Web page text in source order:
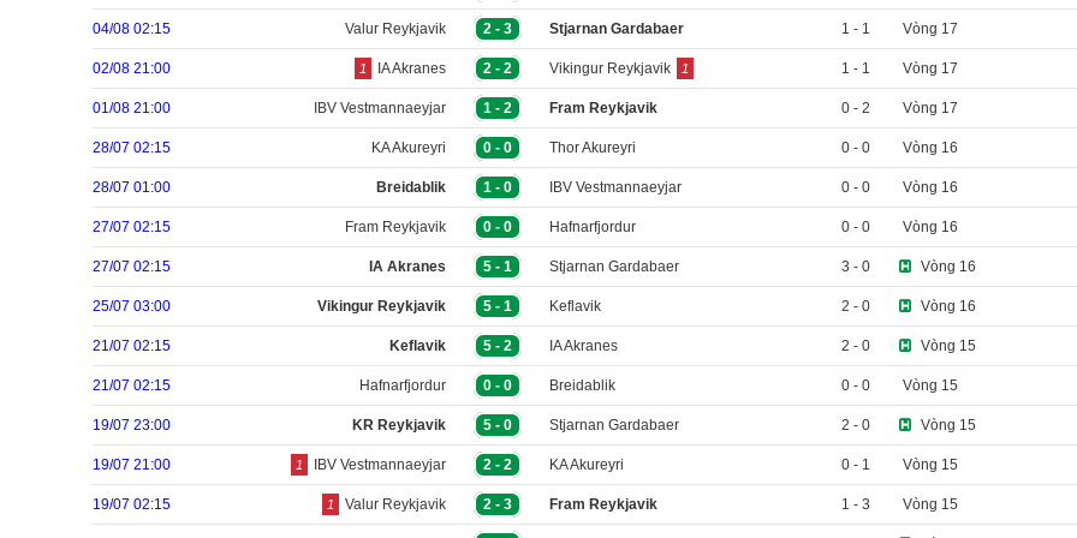
04/08 02:15 Valur Reykjavik 2 - 3 Stjarnan Gardabaer 1 - 1 Vòng 17
02/08 21:00 1 IA Akranes 2 - 2 Vikingur Reykjavik 1 1 - 1 Vòng 17
01/08 21:00 IBV Vestmannaeyjar 1 - 2 Fram Reykjavik 0 - 2 Vòng 17
28/07 02:15 KA Akureyri 0 - 0 Thor Akureyri 0 - 0 Vòng 16
28/07 01:00 Breidablik 1 - 0 IBV Vestmannaeyjar 0 - 0 Vòng 16
27/07 02:15 Fram Reykjavik 0 - 0 Hafnarfjordur 0 - 0 Vòng 16
27/07 02:15 IA Akranes 5 - 1 Stjarnan Gardabaer 3 - 0 Vòng 16
25/07 03:00 Vikingur Reykjavik 5 - 1 Keflavik 2 - 0 Vòng 16
21/07 02:15 Keflavik 5 - 2 IA Akranes 2 - 0 Vòng 15
21/07 02:15 Hafnarfjordur 0 - 0 Breidablik 0 - 0 Vòng 15
19/07 23:00 KR Reykjavik 5 - 0 Stjarnan Gardabaer 2 - 0 Vòng 15
19/07 21:00 1 IBV Vestmannaeyjar 2 - 2 KA Akureyri 0 - 1 Vòng 15
19/07 02:15 1 Valur Reykjavik 2 - 3 Fram Reykjavik 1 - 3 Vòng 15